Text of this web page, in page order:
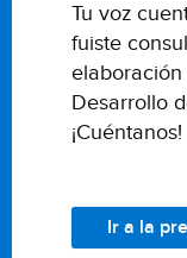
Tu voz
fuiste
Desarrollo
¡Cuéntanos!
Ir a la